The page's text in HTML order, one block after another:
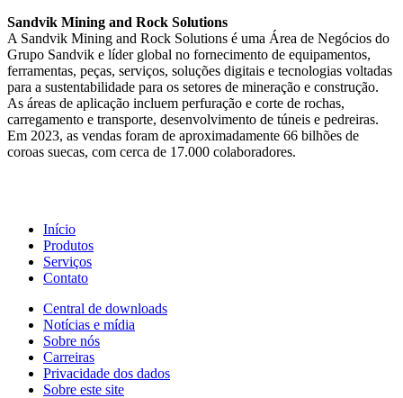
Sandvik Mining and Rock Solutions
A Sandvik Mining and Rock Solutions é uma Área de Negócios do
Grupo Sandvik e líder global no fornecimento de equipamentos,
ferramentas, peças, serviços, soluções digitais e tecnologias voltadas
para a sustentabilidade para os setores de mineração e construção.
As áreas de aplicação incluem perfuração e corte de rochas,
carregamento e transporte, desenvolvimento de túneis e pedreiras.
Em 2023, as vendas foram de aproximadamente 66 bilhões de
coroas suecas, com cerca de 17.000 colaboradores.
Início
Produtos
Serviços
Contato
Central de downloads
Notícias e mídia
Sobre nós
Carreiras
Privacidade dos dados
Sobre este site